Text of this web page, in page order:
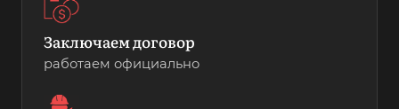
Заключаем договор
работаем официально